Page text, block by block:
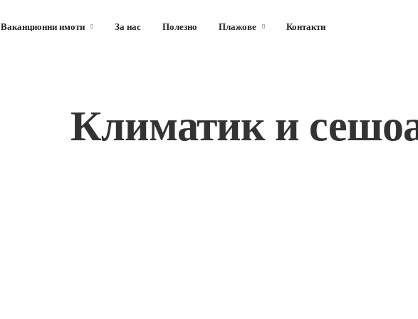
Ваканционни имоти За нас Полезно Плажове Контакти
Климатик и